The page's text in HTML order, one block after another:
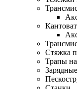
Стяжка
Трапы